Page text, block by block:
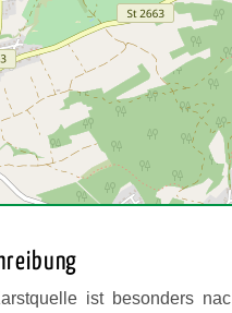
ist besonders